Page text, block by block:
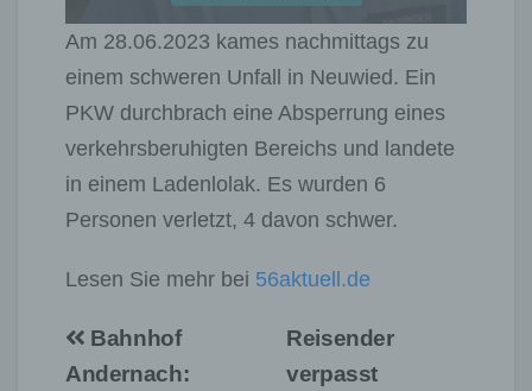
Am 28.06.2023 kames nachmittags zu
einem schweren Unfall in Neuwied. Ein
PKW durchbrach eine Absperrung eines
verkehrsberuhigten Bereichs und landete
in einem Ladenlolak. Es wurden 6
Personen verletzt, 4 davon schwer.
Lesen Sie mehr bei 56aktuell.de
Beitragsnavigation
Reisender
verpasst
Bahnhof
Andernach: